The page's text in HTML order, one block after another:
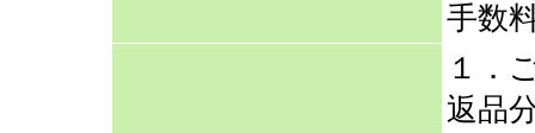
手数
１．
返品